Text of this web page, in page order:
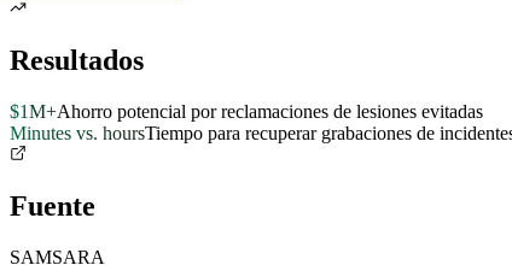
Resultados
$1M+Ahorro potencial por reclamaciones de lesiones evitadas
Minutes vs. hoursTiempo para recuperar grabaciones de
Fuente
SAMSARA